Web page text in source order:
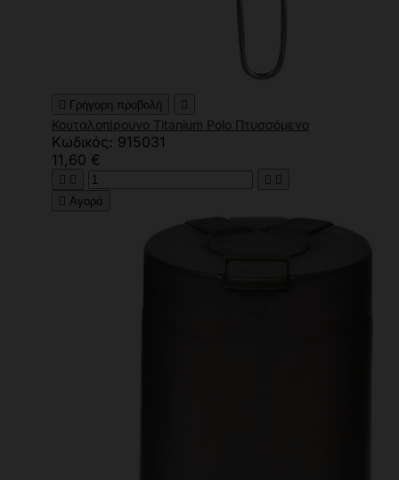
 Γρήγορη προβολή 
Κουταλοπίρουνο Titanium Polo Πτυσσόμενο
Κωδικός: 915031
11,60 €
   
 Αγορά